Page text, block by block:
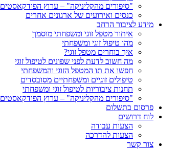
"סיפורים מהקליניקה" – ערוץ הפודקאסטים
כנסים ואירועים של ארגונים אחרים
מידע לציבור הרחב
איתור מטפל זוגי ומשפחתי מוסמך
מהו טיפול זוגי ומשפחתי
איך בוחרים מטפל זוגי?
מה חשוב לדעת לפני שפונים לטיפול זוגי
חפשו את תו המטפל הזוגי והמשפחתי
טיפולים זוגיים ומשפחתיים מסובסדים
תחנות ציבוריות לטיפול זוגי ומשפחתי
"סיפורים מהקליניקה" – ערוץ הפודקאסטים
פרסום בתשלום
לוח דרושים
הצעות עבודה
הצעות להדרכה
צור קשר